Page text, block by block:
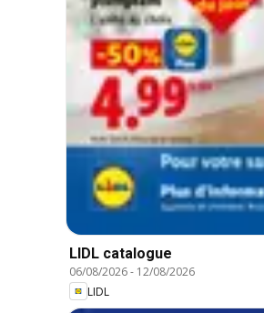
LIDL catalogue
06/08/2026- 12/08/2026
LIDL